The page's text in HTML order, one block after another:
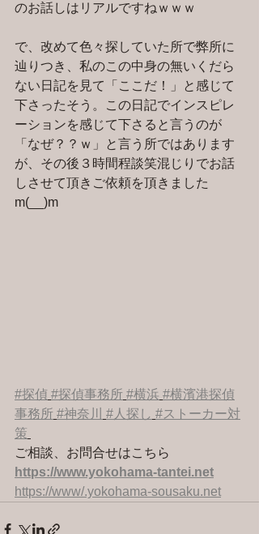
のお話しはリアルですねｗｗｗ
で、改めて色々探していた所で弊所に
辿りつき、私のこの中身の無いくだら
ない日記を見て「ここだ！」と感じて
下さったそう。この日記でインスピレ
ーションを感じて下さると言うのが
「なぜ？？ｗ」と言う所ではあります
が、その後３時間程談笑混じりでお話
しさせて頂きご依頼を頂きました
m(__)m
#探偵 #探偵事務所 #横浜 #横濱港探偵
事務所 #神奈川 #人探し #ストーカー対
策
ご相談、お問合せはこちら
https://www.yokohama-tantei.net
https://www/.yokohama-sousaku.net